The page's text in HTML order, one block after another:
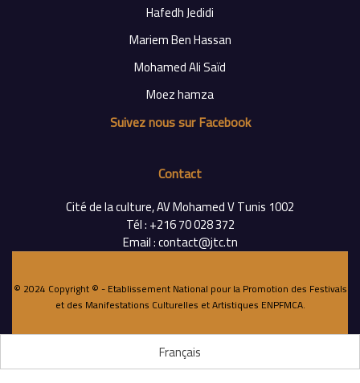
Hafedh Jedidi
Mariem Ben Hassan
Mohamed Ali Saïd
Moez hamza
Suivez nous sur Facebook
Contact
Cité de la culture, AV Mohamed V Tunis 1002
Tél : +216 70 028 372
Email : contact@jtc.tn
© 2024 Copyright © - Etablissement National pour la Promotion des Festivals
et des Manifestations Culturelles et Artistiques ENPFMCA.
Français